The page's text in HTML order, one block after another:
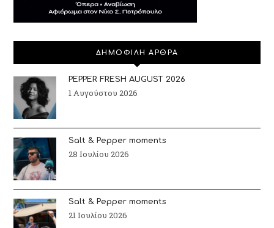
ΔΗΜΟΦΙΛΗ ΑΡΘΡΑ
PEPPER FRESH AUGUST 2026
1 Αυγούστου 2026
Salt & Pepper moments
28 Ιουλίου 2026
Salt & Pepper moments
21 Ιουλίου 2026